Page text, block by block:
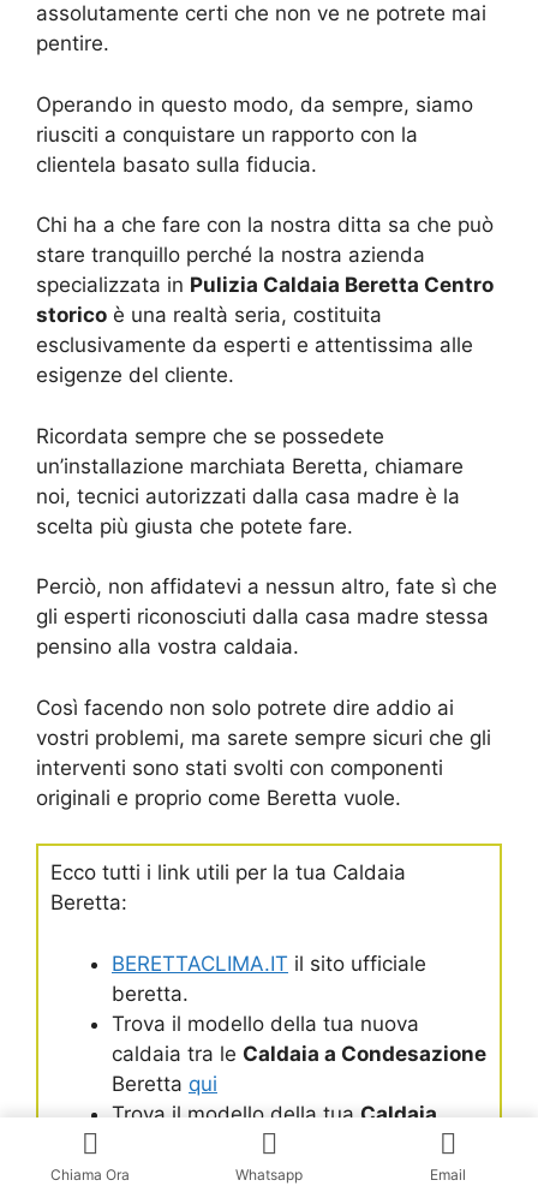
assolutamente certi che non ve ne potrete mai
pentire.
Operando in questo modo, da sempre, siamo
riusciti a conquistare un rapporto con la
clientela basato sulla fiducia.
Chi ha a che fare con la nostra ditta sa che può
stare tranquillo perché la nostra azienda
specializzata in Pulizia Caldaia Beretta Centro
storico è una realtà seria, costituita
esclusivamente da esperti e attentissima alle
esigenze del cliente.
Ricordata sempre che se possedete
un’installazione marchiata Beretta, chiamare
noi, tecnici autorizzati dalla casa madre è la
scelta più giusta che potete fare.
Perciò, non affidatevi a nessun altro, fate sì che
gli esperti riconosciuti dalla casa madre stessa
pensino alla vostra caldaia.
Così facendo non solo potrete dire addio ai
vostri problemi, ma sarete sempre sicuri che gli
interventi sono stati svolti con componenti
originali e proprio come Beretta vuole.
Ecco tutti i link utili per la tua Caldaia
Beretta:
BERETTACLIMA.IT il sito ufficiale
beretta.
Trova il modello della tua nuova
caldaia tra le Caldaia a Condesazione
Beretta qui
Trova il modello della tua Caldaia
Inglish site
www.berettaboilers.com
Chiama Ora Whatsapp Email